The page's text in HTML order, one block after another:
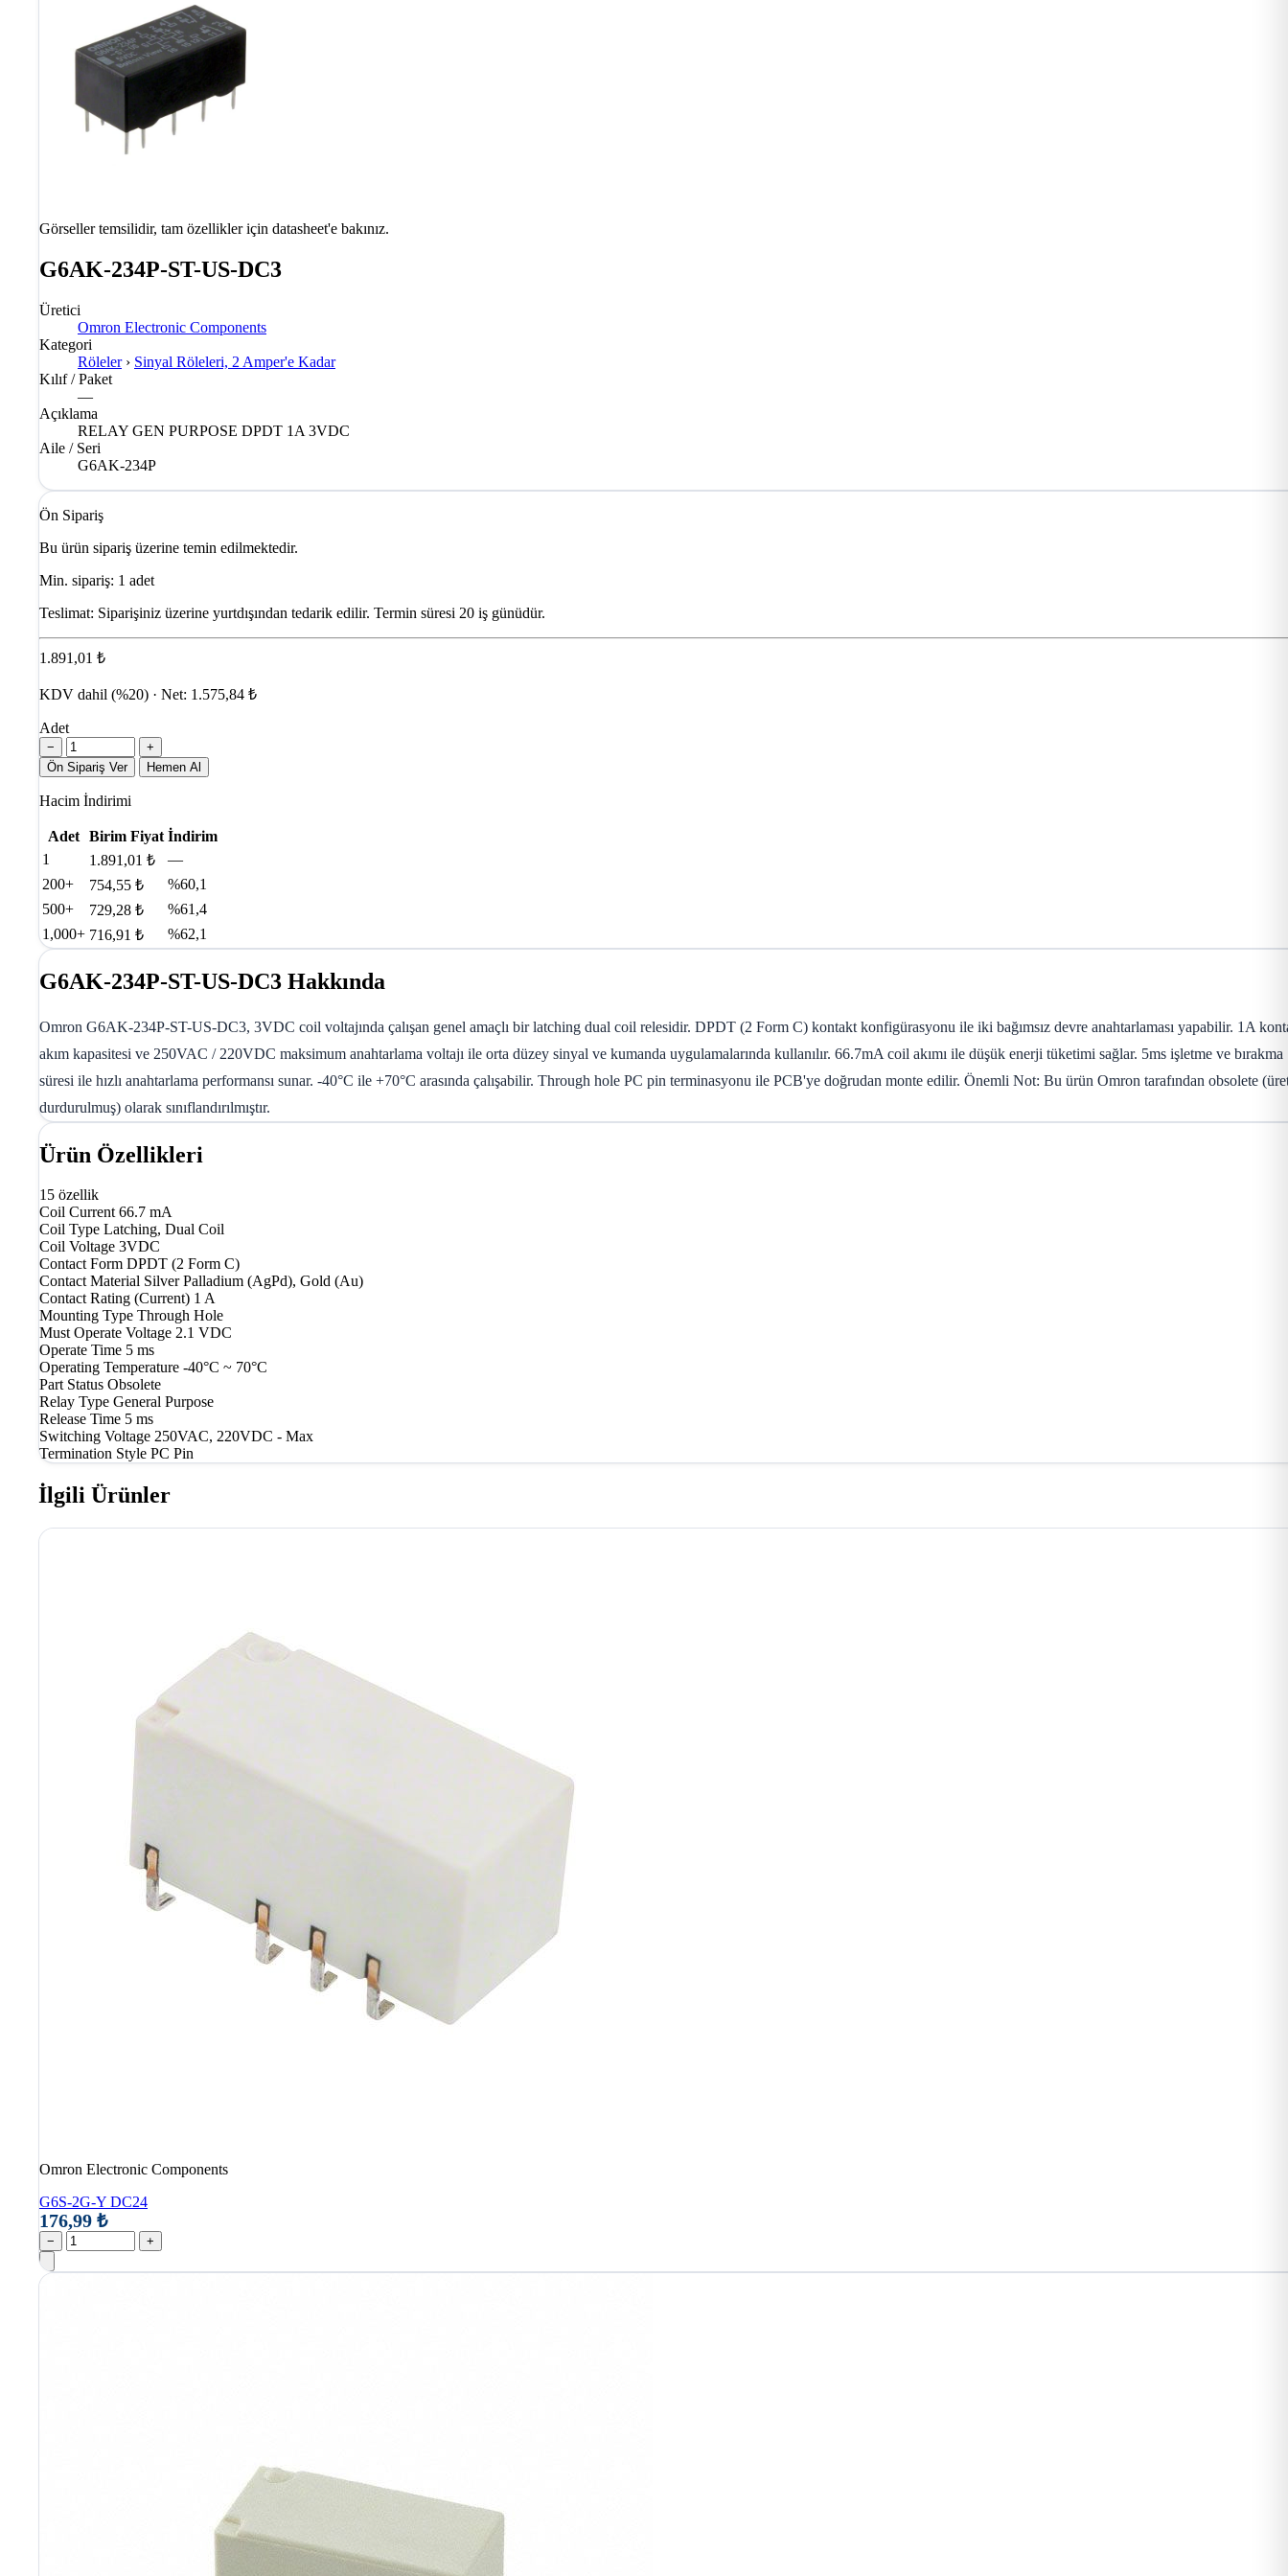
Görseller temsilidir, tam özellikler için datasheet'e bakınız.
G6AK-234P-ST-US-DC3
Üretici
Omron Electronic Components
Kategori
Röleler › Sinyal Röleleri, 2 Amper'e Kadar
Kılıf / Paket
—
Açıklama
RELAY GEN PURPOSE DPDT 1A 3VDC
Aile / Seri
G6AK-234P
Ön Sipariş
Bu ürün sipariş üzerine temin edilmektedir.
Min. sipariş: 1 adet
Teslimat: Siparişiniz üzerine yurtdışından tedarik edilir. Termin süresi 20 iş günüdür.
1.891,01 ₺
KDV dahil (%20) · Net: 1.575,84 ₺
Adet
−
+
Ön Sipariş Ver
Hemen Al
Hacim İndirimi
Adet Birim Fiyat İndirim
1
1.891,01 ₺
—
200+
754,55 ₺
%60,1
500+
729,28 ₺
%61,4
1,000+ 716,91 ₺ %62,1
G6AK-234P-ST-US-DC3 Hakkında
Omron G6AK-234P-ST-US-DC3, 3VDC coil voltajında çalışan genel amaçlı bir latching dual coil relesidir. DPDT (2 Form C) kontakt konfigürasyonu ile iki bağımsız devre anahtarlaması yapabilir. 1A
akım kapasitesi ve 250VAC / 220VDC maksimum anahtarlama voltajı ile orta düzey sinyal ve kumanda uygulamalarında kullanılır. 66.7mA coil akımı ile düşük enerji tüketimi sağlar. 5ms işletme ve bırakma
süresi ile hızlı anahtarlama performansı sunar. -40°C ile +70°C arasında çalışabilir. Through hole PC pin terminasyonu ile PCB'ye doğrudan monte edilir. Önemli Not: Bu ürün Omron tarafından obsolete
durdurulmuş) olarak sınıflandırılmıştır.
Ürün Özellikleri
15 özellik
Coil Current 66.7 mA
Coil Type Latching, Dual Coil
Coil Voltage 3VDC
Contact Form DPDT (2 Form C)
Contact Material Silver Palladium (AgPd), Gold (Au)
Contact Rating (Current) 1 A
Mounting Type Through Hole
Must Operate Voltage 2.1 VDC
Operate Time 5 ms
Operating Temperature -40°C ~ 70°C
Part Status Obsolete
Relay Type General Purpose
Release Time 5 ms
Switching Voltage 250VAC, 220VDC - Max
Termination Style PC Pin
İlgili Ürünler
Omron Electronic Components
G6S-2G-Y DC24
176,99 ₺
− +